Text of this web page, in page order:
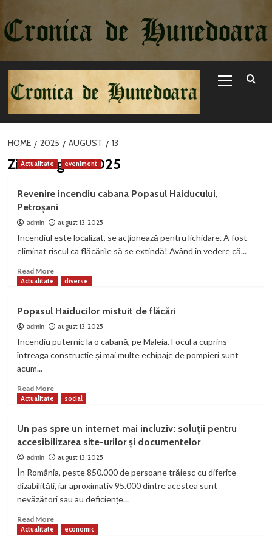
la
conținut
Menu
HOME 2025 AUGUST 13
Zi:13 august 2025
Actualitate eveniment
Revenire incendiu cabana Popasul Haiducului,
Petroșani
admin august 13, 2025
Incendiul este localizat, se acționează pentru lichidare. A fost
eliminat riscul ca flăcările să se extindă! Având în vedere că...
Read MoreRead
more
incendiu
cabana
Popasul
Haiducului,
Petroșani
Actualitate diverse
Popasul Haiducilor mistuit de flăcări
admin august 13, 2025
Incendiu puternic la o cabană, pe Maleia. Focul a cuprins
întreaga construcție și mai multe echipaje de pompieri sunt
acum...
Read MoreRead
more
Haiducilor
mistuit
de
flăcări
Actualitate social
Un pas spre un internet mai incluziv: soluții pentru
accesibilizarea site-urilor și documentelor
admin august 13, 2025
În România, peste 850.000 de persoane trăiesc cu diferite
dizabilități, iar aproximativ 95.000 dintre acestea sunt
nevăzători sau au deficiențe...
Read MoreRead
more
Actualitate economic